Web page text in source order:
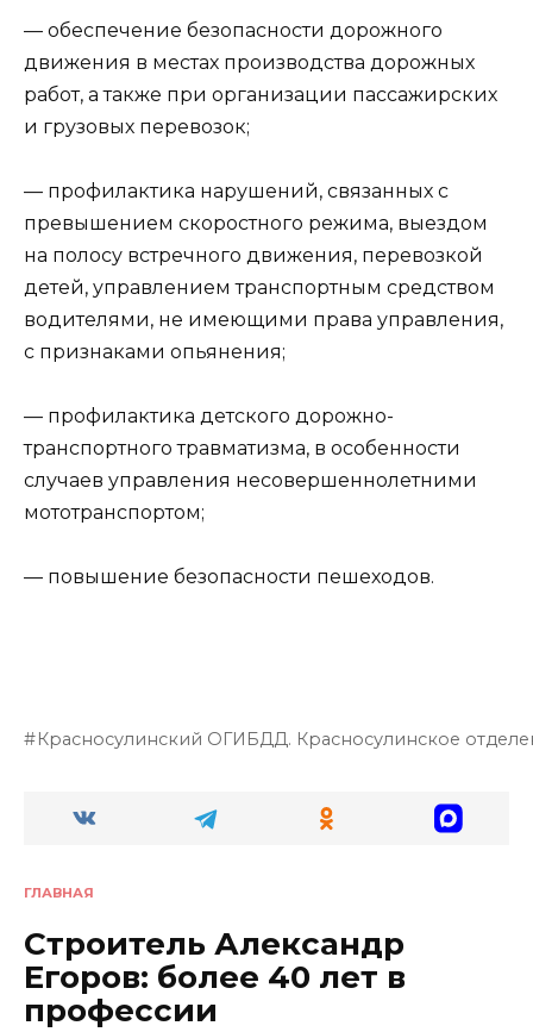
— обеспечение безопасности дорожного
движения в местах производства дорожных
работ, а также при организации пассажирских
и грузовых перевозок;
— профилактика нарушений, связанных с
превышением скоростного режима, выездом
на полосу встречного движения, перевозкой
детей, управлением транспортным средством
водителями, не имеющими права управления,
с признаками опьянения;
— профилактика детского дорожно-
транспортного травматизма, в особенности
случаев управления несовершеннолетними
мототранспортом;
— повышение безопасности пешеходов.
Красносулинский ОГИБДД. Красносулинское
ГЛАВНАЯ
Строитель Александр
Егоров: более 40 лет в
профессии